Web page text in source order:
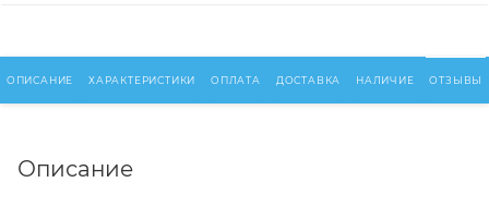
ОПИСАНИЕ ХАРАКТЕРИСТИКИ ОПЛАТА ДОСТАВКА НАЛИЧИЕ ОТЗЫВЫ
Описание